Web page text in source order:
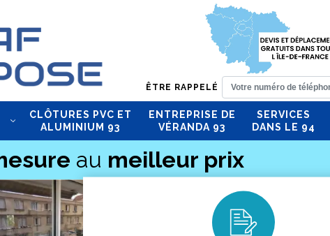
ÊTRE RAPPELÉ
CLÔTURES PVC ET
ALUMINIUM 93
ENTREPRISE DE
VÉRANDA 93
SERVICES
DANS LE 94
au meilleur prix